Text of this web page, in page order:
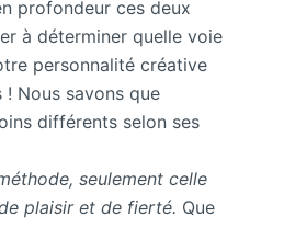
profondeur ces deux
à déterminer quelle voie
personnalité créative
Nous savons que
différents selon ses
seulement celle
plaisir et de fierté. Que